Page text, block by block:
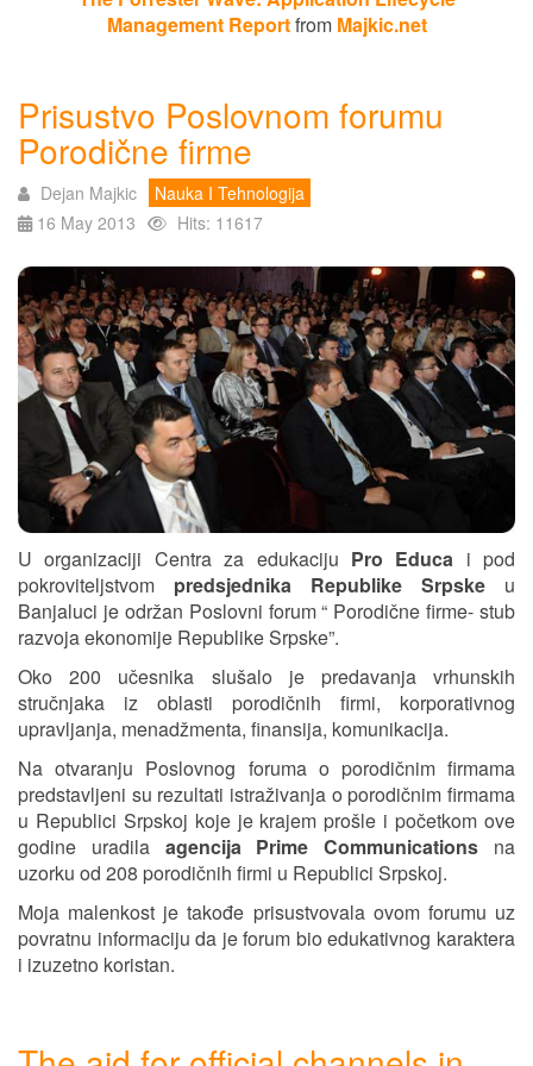
Management Reportfrom Majkic.net
Prisustvo Poslovnom forumu
Porodične firme
Dejan Majkic
Nauka I Tehnologija
16 May 2013
Hits: 11617
U organizaciji Centra za edukaciju Pro Educa i pod
pokroviteljstvom predsjednika Republike Srpske u
Banjaluci je održan Poslovni forum “ Porodične firme- stub
razvoja ekonomije Republike Srpske”.
Oko 200 učesnika slušalo je predavanja vrhunskih
stručnjaka iz oblasti porodičnih firmi, korporativnog
upravljanja, menadžmenta, finansija, komunikacija.
Na otvaranju Poslovnog foruma o porodičnim firmama
predstavljeni su rezultati istraživanja o porodičnim firmama
u Republici Srpskoj koje je krajem prošle i početkom ove
godine uradila agencija Prime Communications na
uzorku od 208 porodičnih firmi u Republici Srpskoj.
Moja malenkost je takođe prisustvovala ovom forumu uz
povratnu informaciju da je forum bio edukativnog karaktera
i izuzetno koristan.